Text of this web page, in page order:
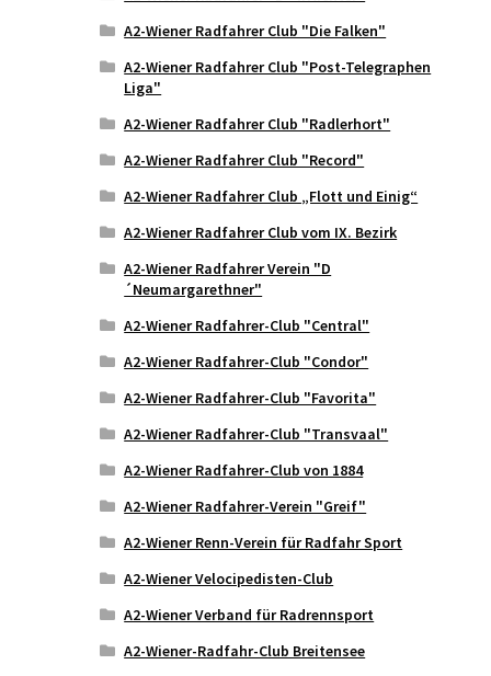
A2-Wiener Radfahrer Club "Die Falken"
A2-Wiener Radfahrer Club "Post-Telegraphen
Liga"
A2-Wiener Radfahrer Club "Radlerhort"
A2-Wiener Radfahrer Club "Record"
A2-Wiener Radfahrer Club „Flott und Einig“
A2-Wiener Radfahrer Club vom IX. Bezirk
A2-Wiener Radfahrer Verein "D
´Neumargarethner"
A2-Wiener Radfahrer-Club "Central"
A2-Wiener Radfahrer-Club "Condor"
A2-Wiener Radfahrer-Club "Favorita"
A2-Wiener Radfahrer-Club "Transvaal"
A2-Wiener Radfahrer-Club von 1884
A2-Wiener Radfahrer-Verein "Greif"
A2-Wiener Renn-Verein für Radfahr Sport
A2-Wiener Velocipedisten-Club
A2-Wiener Verband für Radrennsport
A2-Wiener-Radfahr-Club Breitensee